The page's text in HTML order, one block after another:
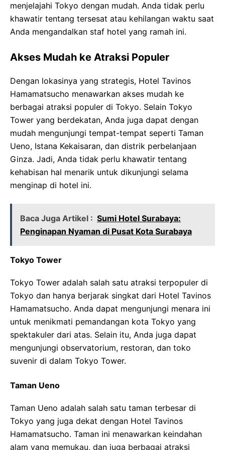
menjelajahi Tokyo dengan mudah. Anda tidak perlu
khawatir tentang tersesat atau kehilangan waktu saat
Anda mengandalkan staf hotel yang ramah ini.
Akses Mudah ke Atraksi Populer
Dengan lokasinya yang strategis, Hotel Tavinos
Hamamatsucho menawarkan akses mudah ke
berbagai atraksi populer di Tokyo. Selain Tokyo
Tower yang berdekatan, Anda juga dapat dengan
mudah mengunjungi tempat-tempat seperti Taman
Ueno, Istana Kekaisaran, dan distrik perbelanjaan
Ginza. Jadi, Anda tidak perlu khawatir tentang
kehabisan hal menarik untuk dikunjungi selama
menginap di hotel ini.
Baca Juga Artikel : Sumi Hotel Surabaya:
Penginapan Nyaman di Pusat Kota Surabaya
Tokyo Tower
Tokyo Tower adalah salah satu atraksi terpopuler di
Tokyo dan hanya berjarak singkat dari Hotel Tavinos
Hamamatsucho. Anda dapat mengunjungi menara ini
untuk menikmati pemandangan kota Tokyo yang
spektakuler dari atas. Selain itu, Anda juga dapat
mengunjungi observatorium, restoran, dan toko
suvenir di dalam Tokyo Tower.
Taman Ueno
Taman Ueno adalah salah satu taman terbesar di
Tokyo yang juga dekat dengan Hotel Tavinos
Hamamatsucho. Taman ini menawarkan keindahan
alam yang memukau, dan juga berbagai atraksi